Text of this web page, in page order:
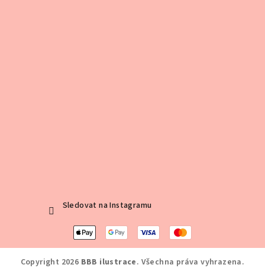
Sledovat na Instagramu
Copyright 2026 BBB ilustrace. Všechna práva vyhrazena.